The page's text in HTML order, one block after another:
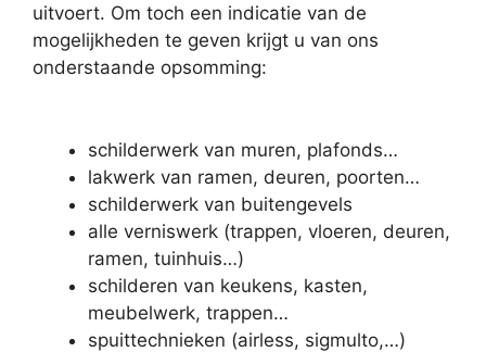
uitvoert. Om toch een indicatie van de
mogelijkheden te geven krijgt u van ons
onderstaande opsomming:
schilderwerk van muren, plafonds…
lakwerk van ramen, deuren, poorten…
schilderwerk van buitengevels
alle verniswerk (trappen, vloeren, deuren,
ramen, tuinhuis…)
schilderen van keukens, kasten,
meubelwerk, trappen…
spuittechnieken (airless, sigmulto,…)